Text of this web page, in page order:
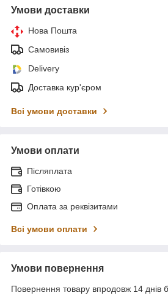
Умови доставки
Нова Пошта
Самовивіз
Delivery
Доставка кур'єром
Всі умови доставки
Умови оплати
Післяплата
Готівкою
Оплата за реквізитами
Всі умови оплати
Умови повернення
Повернення товару впродовж 14 днів